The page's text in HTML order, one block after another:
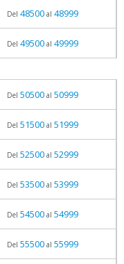
Del 48500al 48999
Del 49500al 49999
Del 50500al 50999
Del 51500al 51999
Del 52500al 52999
Del 53500al 53999
Del 54500al 54999
Del 55500al 55999